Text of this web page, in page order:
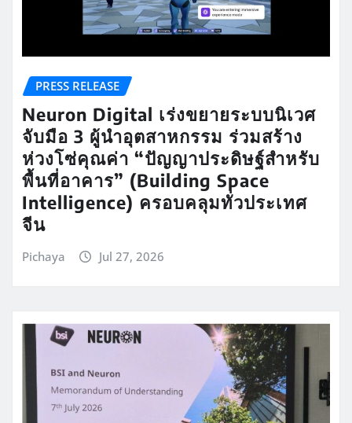
PRESS RELEASE
Neuron Digital เร่งขยายระบบนิเวศ
จับมือ 3 ผู้นำอุตสาหกรรม ร่วมสร้าง
ห่วงโซ่คุณค่า “ปัญญาประดิษฐ์สำหรับ
พื้นที่อาคาร” (Building Space
Intelligence) ครอบคลุมทั่วประเทศ
จีน
Pichaya Jul 27, 2026